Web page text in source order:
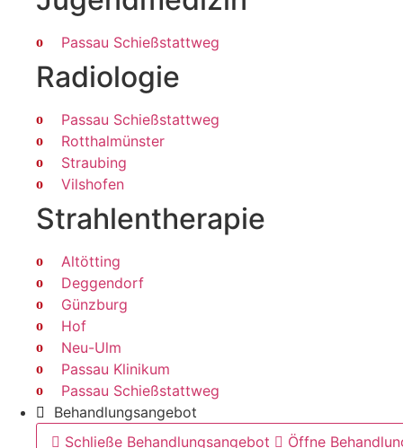
Passau Schießstattweg
Radiologie
Passau Schießstattweg
Rotthalmünster
Straubing
Vilshofen
Strahlen­therapie
Altötting
Deggendorf
Günzburg
Hof
Neu-Ulm
Passau Klinikum
Passau Schießstattweg
Behandlungsangebot
Schließe Behandlungsangebot
Öffne